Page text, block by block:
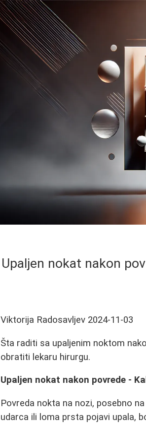
Upaljen nokat nakon
Viktorija Radosavljev 2024-11-03
Šta raditi sa upaljenim noktom
obratiti lekaru hirurgu.
Upaljen nokat nakon povrede -
Povreda nokta na nozi, posebno
udarca ili loma prsta pojavi upala,